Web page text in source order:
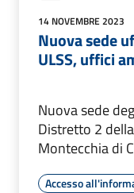
14 NOVEMBRE 2023
Nuova sede
ULSS, uffici
Nuova sede
Distretto 2
Montecchia di
Accesso